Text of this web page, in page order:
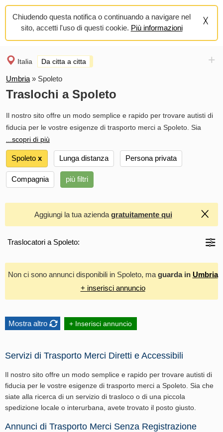
Chiudendo questa notifica o continuando a navigare nel
sito, accetti l'uso di questi cookie. Più informazioni
Italia Da citta a citta +
Umbria » Spoleto
Traslochi a Spoleto
Il nostro sito offre un modo semplice e rapido per trovare autisti di
fiducia per le vostre esigenze di trasporto merci a Spoleto. Sia
...scopri di più
Spoleto х Lunga distanza Persona privata
Compagnia più filtri
Aggiungi la tua azienda gratuitamente qui
Traslocatori a Spoleto:
Non ci sono annunci disponibili in Spoleto, ma guarda in Umbria
+ inserisci annuncio
Mostra altro + Inserisci annuncio
Servizi di Trasporto Merci Diretti e Accessibili
Il nostro sito offre un modo semplice e rapido per trovare autisti di
fiducia per le vostre esigenze di trasporto merci a Spoleto. Sia che
siate alla ricerca di un servizio di trasloco o di una piccola
spedizione locale o interurbana, avete trovato il posto giusto.
Annunci di Trasporto Merci Senza Registrazione